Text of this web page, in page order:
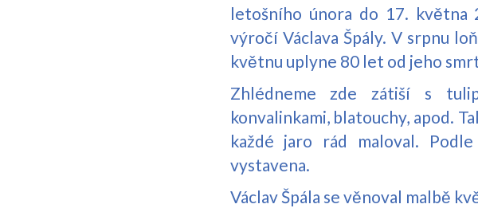
letošního února do 17. května
výročí Václava Špály. V srpnu
květnu uplyne 80 let od jeho
Zhlédneme zde zátiší s
konvalinkami, blatouchy, apod.
každé jaro rád maloval.
vystavena.
Václav Špála se věnoval malbě